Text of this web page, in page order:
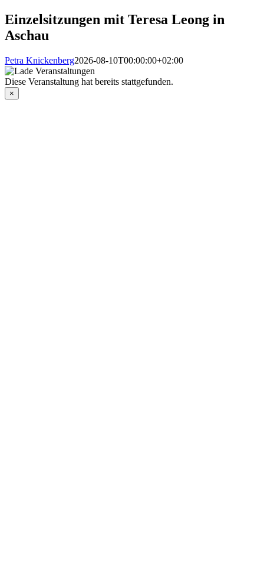
Einzelsitzungen mit Teresa Leong in
Aschau
Petra Knickenberg2026-08-10T00:00:00+02:00
Diese Veranstaltung hat bereits stattgefunden.
×